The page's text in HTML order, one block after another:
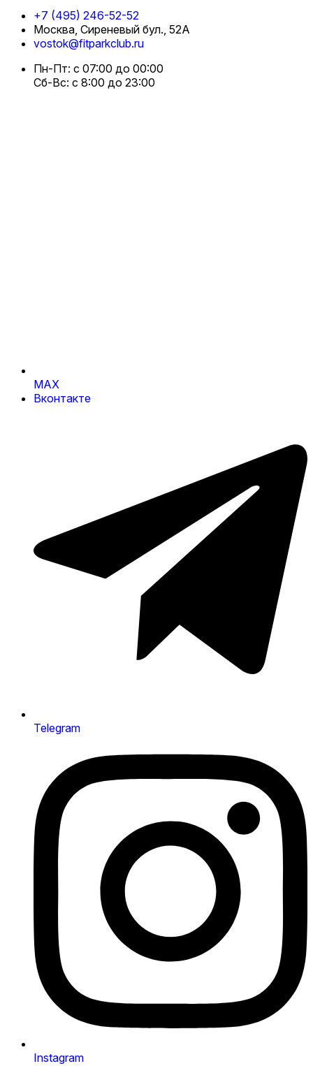
+7 (495) 246-52-52
Москва, Сиреневый бул., 52А
vostok@fitparkclub.ru
Пн-Пт: с 07:00 до 00:00
Сб-Вс: с 8:00 до 23:00
MAX
Вконтакте
Telegram
Instagram